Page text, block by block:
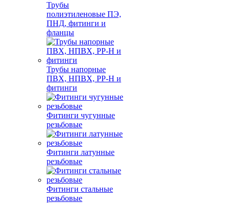
Трубы
полиэтиленовые ПЭ,
ПНД, фитинги и
фланцы
Трубы напорные
ПВХ, НПВХ, PP-H и
фитинги
Фитинги чугунные
резьбовые
Фитинги латунные
резьбовые
Фитинги стальные
резьбовые